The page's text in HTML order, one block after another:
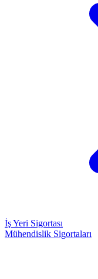
İş Yeri Sigortası
Mühendislik Sigortaları